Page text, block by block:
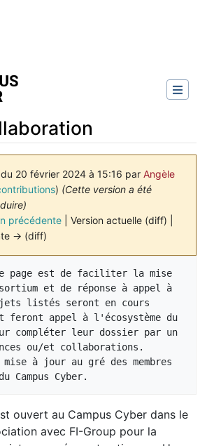
20 février 2024 à 15:16 par Angèle
) (Cette version a été
précédente | Version actuelle (diff) |
→ (diff)
page est de faciliter la mise
et de réponse à appel à
listés seront en cours
feront appel à l'écosystème du
compléter leur dossier par un
ou/et collaborations.
à jour au gré des membres
ouvert au Campus Cyber dans le
avec FI-Group pour la